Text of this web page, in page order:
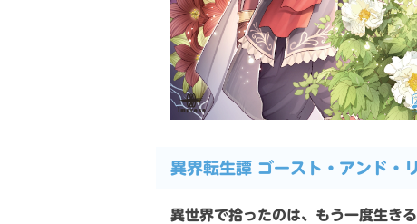
異界転生譚 ゴースト・アンド・
異世界で拾ったのは、もう一度生きる